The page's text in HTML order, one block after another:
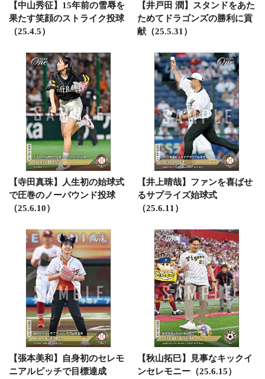
【中山秀征】15年前の雪辱を
果たす笑顔のストライク投球
（25.4.5）
【井戸田 潤】スタンドをあた
ためてドラゴンズの勝利に貢
献（25.5.31）
【寺田真珠】人生初の始球式
で圧巻のノーバウンド投球
（25.6.10）
【井上晴哉】ファンを喜ばせ
るサプライズ始球式
（25.6.11）
【張本美和】自身初のセレモ
ニアルピッチで目標達成
【秋山拓巳】見事なキックイ
ンセレモニー（25.6.15）